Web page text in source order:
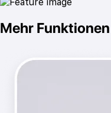
Mehr Funktionen